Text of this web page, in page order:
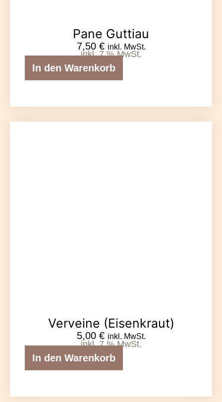
Pane Guttiau
7,50 € inkl. MwSt.
inkl. 7 % MwSt.
In den Warenkorb
Verveine (Eisenkraut)
5,00 € inkl. MwSt.
inkl. 7 % MwSt.
In den Warenkorb